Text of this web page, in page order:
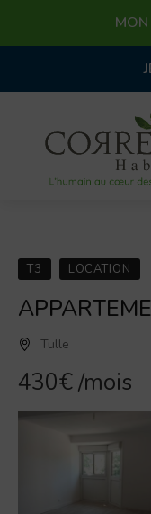
T3 LOCATION
Tulle
430€/mois